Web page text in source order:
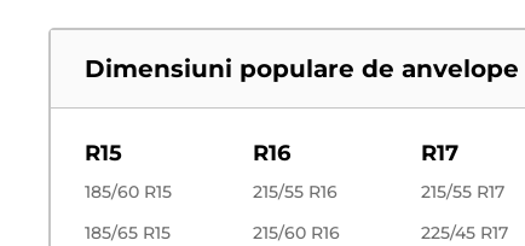
Dimensiuni populare de anvelope
R15
185/60 R15
185/65 R15
R16
215/55 R16
215/60 R16
R17
215/55 R17
225/45 R17